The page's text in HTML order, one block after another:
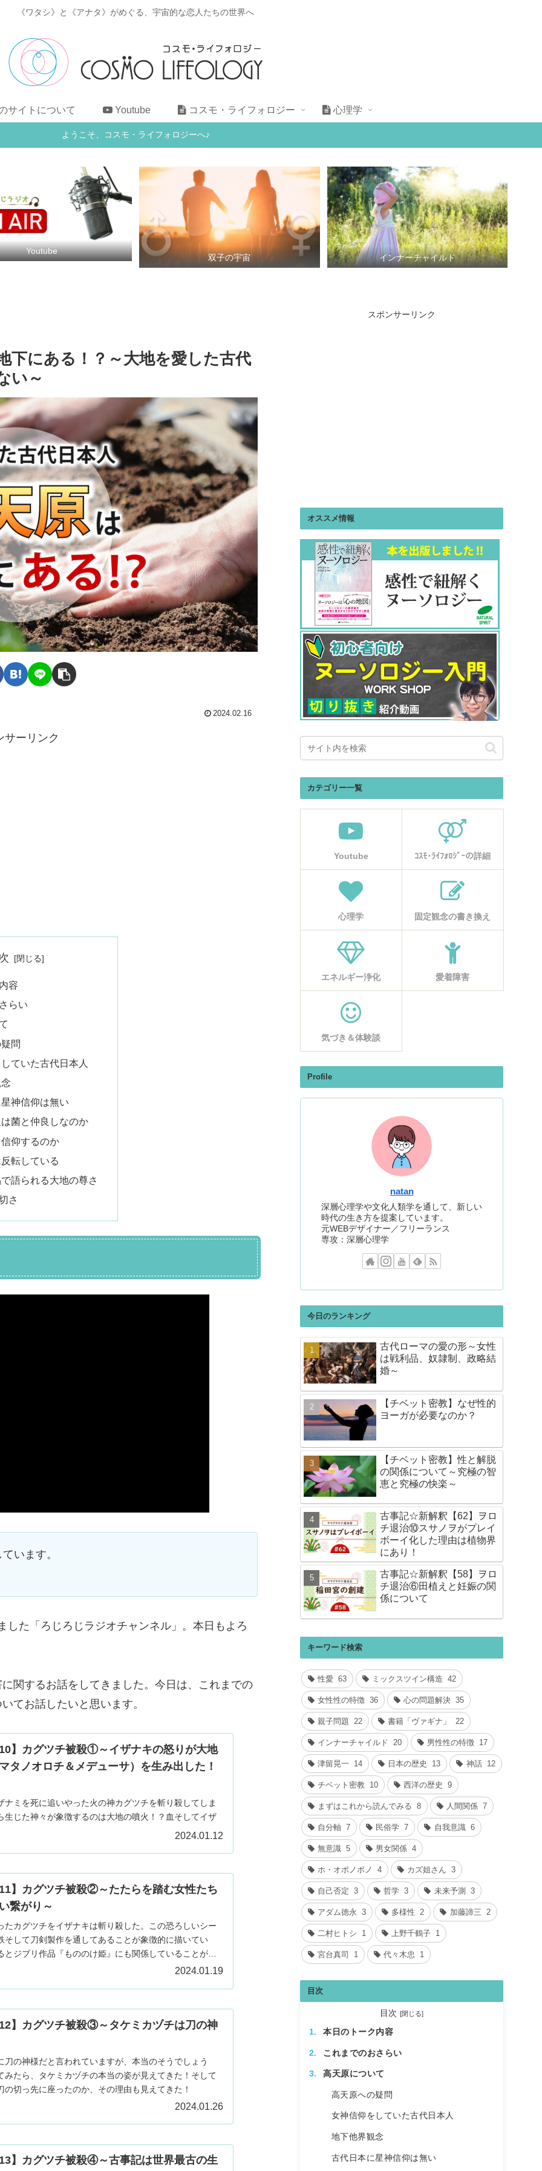
《ワタシ》と《アナタ》がめぐる、宇宙的な恋人たちの世界へ
サイトについて Youtube コスモ・ライフォロジー 心理学
ようこそ、コスモ・ライフォロジーへ♪
Youtube
双子の宇宙 インナーチャイルド
下にある！？～大地を愛した古代
い～
2024.02.16
サーリンク
容
らい
問
ていた古代日本人
神信仰は無い
菌と仲良しなのか
仰するのか
転している
語られる大地の尊さ
さ
います。
た「ろじろじラジオチャンネル」。本日もよろ
関するお話をしてきました。今日は、これまでの
てお話したいと思います。
】カグツチ被殺①～イザナキの怒りが大地
タノオロチ＆メデューサ）を生み出した！
ナミを死に追いやった火の神カグツチを斬り殺してしま
生じた神々が象徴するのは大地の噴火！？血そしてイザ
2024.01.12
】カグツチ被殺②～たたらを踏む女性たち
繋がり～
たカグツチをイザナキは斬り殺した。この恐ろしいシー
そして刀剣製作を通してあることが象徴的に描いてい
ジブリ作品『もののけ姫』にも関係していることが見
2024.01.19
】カグツチ被殺③～タケミカヅチは刀の神
刀の神様だと言われていますが、本当のそうでしょう
みたら、タケミカヅチの本当の姿が見えてきた！そして
切っ先に座ったのか、その理由も見えてきた！
2024.01.26
】カグツチ被殺④～古事記は世界最古の生
スポンサーリンク
オススメ情報
カテゴリー一覧
Youtube ｺｽﾓ･ﾗｲﾌｫﾛｼﾞｰの詳細
心理学 固定観念の書き換え
エネルギー浄化 愛着障害
気づき＆体験談
Profile
natan
深層心理学や文化人類学を通して、新しい
時代の生き方を提案しています。
元WEBデザイナー／フリーランス
専攻：深層心理学
今日のランキング
古代ローマの愛の形～女性
は戦利品、奴隷制、政略結
婚～
【チベット密教】なぜ性的
ヨーガが必要なのか？
【チベット密教】性と解脱
の関係について～究極の智
恵と究極の快楽～
古事記☆新解釈【62】ヲロ
チ退治⑩スサノヲがプレイ
ボーイ化した理由は植物界
にあり！
古事記☆新解釈【58】ヲロ
チ退治⑥田植えと妊娠の関
係について
キーワード検索
性愛 63 ミックスツイン構造 42
女性性の特徴 36 心の問題解決 35
親子問題 22 書籍「ヴァギナ」 22
インナーチャイルド 20 男性性の特徴 17
津留晃一 14 日本の歴史 13 神話 12
チベット密教 10 西洋の歴史 9
まずはこれから読んでみる 8 人間関係 7
自分軸 7 民俗学 7 自我意識 6
無意識 5 男女関係 4
ホ・オポノポノ 4 カズ姐さん 3
自己否定 3 哲学 3 未来予測 3
アダム徳永 3 多様性 2 加藤諦三 2
二村ヒトシ 1 上野千鶴子 1
宮台真司 1 代々木忠 1
目次
目次
本日のトーク内容
これまでのおさらい
高天原について
高天原への疑問
女神信仰をしていた古代日本人
地下他界観念
古代日本に星神信仰は無い